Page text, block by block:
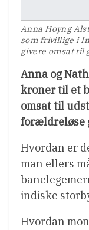
Anna Hoyng
som frivillige i
givere omsat til
Anna og
kroner til et
omsat til
forældreløse
Hvordan er
man ellers
indiske
Hvordan